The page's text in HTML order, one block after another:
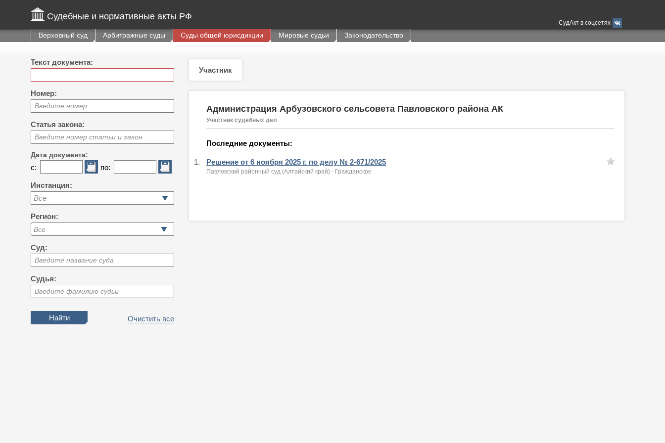
Судебные и нормативные акты РФ
СудАкт в соцсетях
Верховный суд Арбитражные суды Суды общей юрисдикции Мировые судьи Законодательство
Текст документа:
Номер:
Введите номер
Статья закона:
Введите номер статьи и закон
Дата документа:
с: по:
Инстанция:
Все
Регион:
Суд:
Введите название суда
Судья:
Введите фамилию судьи
Очистить все
Участник
Администрация Арбузовского сельсовета Павловского района АК
Участник судебных дел
Последние документы:
1. Решение от 6 ноября 2025 г. по делу № 2-671/2025
Павловский районный суд (Алтайский край) - Гражданское